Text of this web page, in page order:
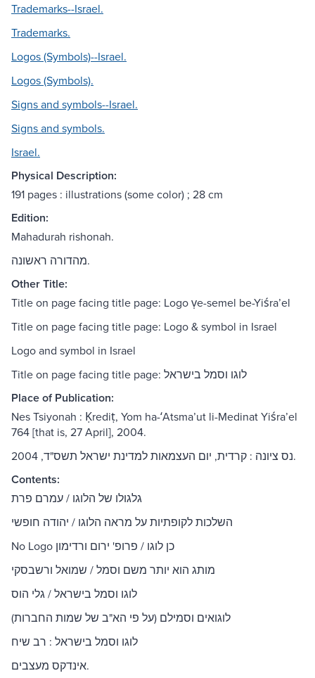
Trademarks--Israel.
Trademarks.
Logos (Symbols)--Israel.
Logos (Symbols).
Signs and symbols--Israel.
Signs and symbols.
Israel.
Physical Description:
191 pages : illustrations (some color) ; 28 cm
Edition:
Mahadurah rishonah.
מהדורה ראשונה.
Other Title:
Title on page facing title page: Logo ṿe-semel be-Yiśraʼel
Title on page facing title page: Logo & symbol in Israel
Logo and symbol in Israel
Title on page facing title page: לוגו וסמל בישראל
Place of Publication:
Nes Tsiyonah : Ḳrediṭ, Yom ha-ʻAtsmaʼut li-Medinat Yiśraʼel
764 [that is, 27 April], 2004.
‏נס ציונה :‏ ‏קרדית, יום העצמאות למדינת ישראל תשס"ד, 2004.
Contents:
גלגולו של הלוגו / עמרם פרת
השלכות לקופתיות על מראה הלוגו / יהודה חופשי
No Logo כן לוגו / פרופ' ירום ורדימון
מותג הוא יותר משם וסמל / שמואל ורשבסקי
לוגו וסמל בישראל / גלי הוס
לוגואים וסמילם (על פי הא"ב של שמות החברות)
לוגו וסמל בישראל : רב שיח
אינדקס מעצבים.